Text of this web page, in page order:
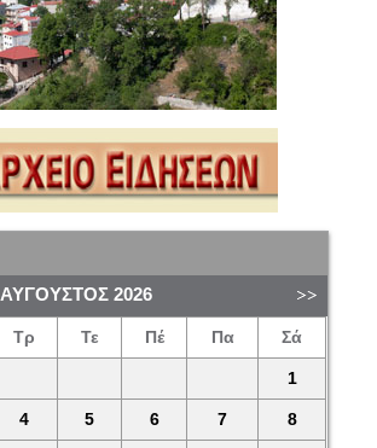
ΑΎΓΟΥΣΤΟΣ 2026
Τρ Τε Πέ Πα Σά
1
4 5 6 7 8